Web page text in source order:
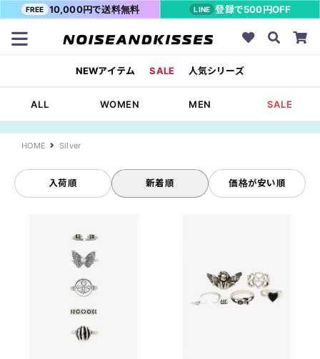
FREE 10,000円で送料無料 LINE 登録で500円OFF
NEWアイテム SALE 人気シリーズ
ALL WOMEN MEN SALE
HOME Silver
入荷順 新着順 価格が安い順